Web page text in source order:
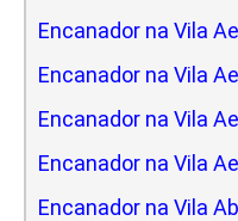
Encanador na Vila
Encanador na Vila
Encanador na Vila
Encanador na Vila
Encanador na Vila